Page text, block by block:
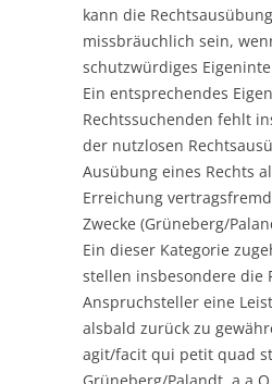
kann die
missbräuchlich sein,
schutzwürdiges
Ein entsprechendes
Rechtssuchenden fehlt
der nutzlosen
Ausübung eines Rechts
Erreichung
Zwecke (Grüneberg/
Ein dieser Kategorie
stellen insbesondere die
Anspruchsteller eine
alsbald zurück zu
agit/facit qui petit quad
Grüneberg/Palandt,